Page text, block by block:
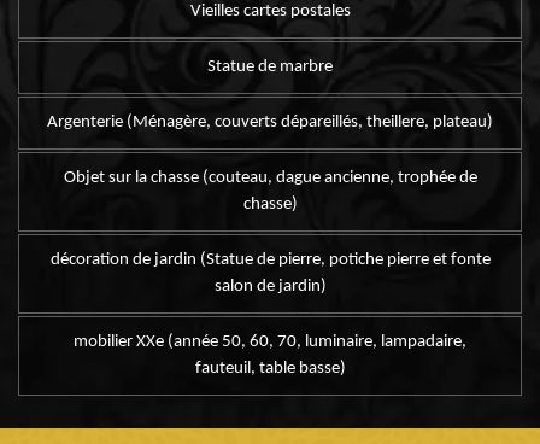
Vieilles cartes postales
Statue de marbre
Argenterie (Ménagère, couverts dépareillés, theillere, plateau)
Objet sur la chasse (couteau, dague ancienne, trophée de
chasse)
décoration de jardin (Statue de pierre, potiche pierre et fonte
salon de jardin)
mobilier XXe (année 50, 60, 70, luminaire, lampadaire,
fauteuil, table basse)